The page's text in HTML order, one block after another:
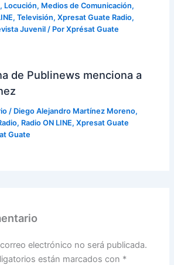
, Locución, Medios de Comunicación,
,Televisión,Xpresat Guate Radio,
Juvenil / PorXprésat Guate
de Publinews menciona a
/ Diego Alejandro Martínez Moreno,
, Radio ON LINE,Xpresat Guate
Guate
electrónico no será publicada.
están marcados con *